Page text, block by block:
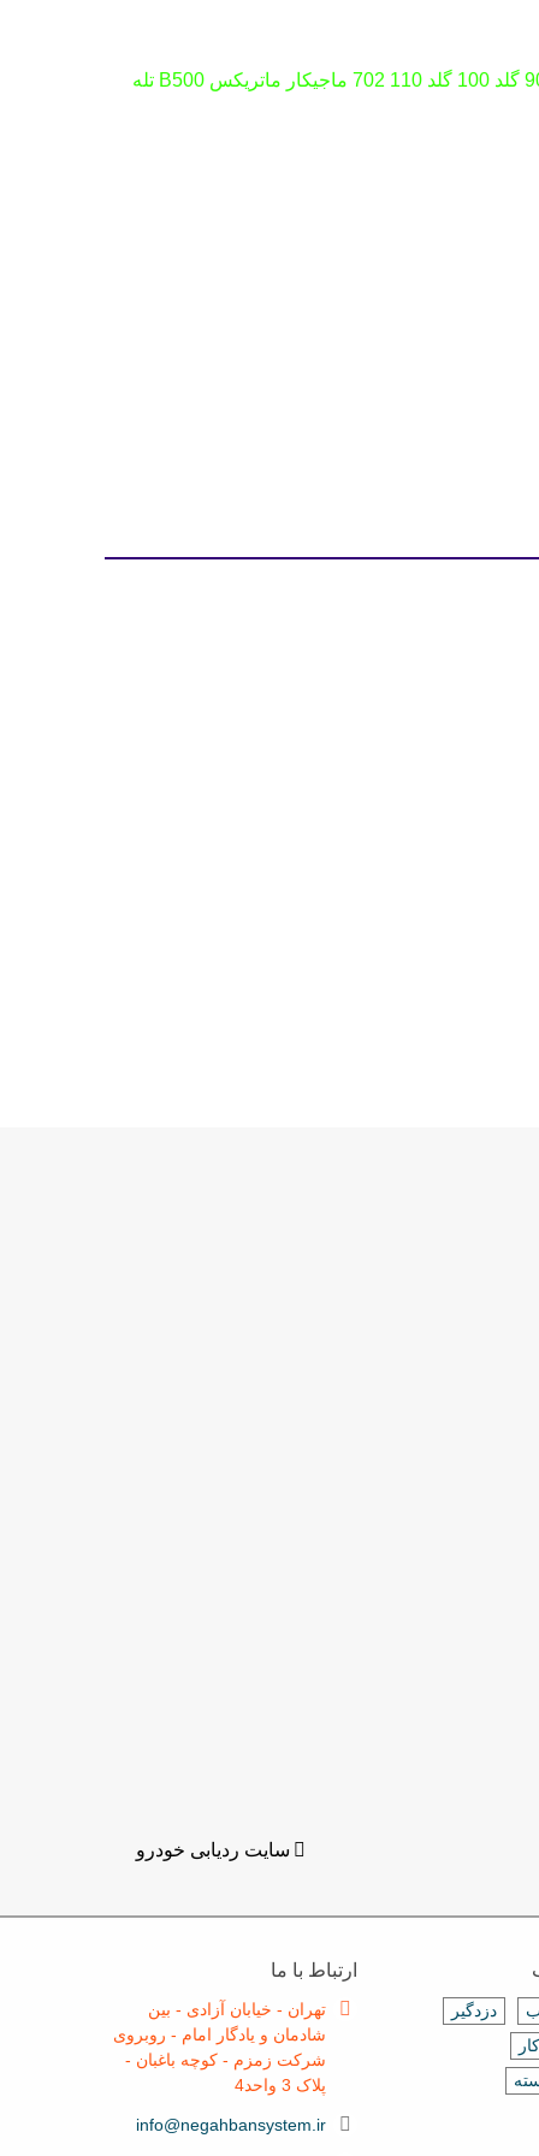
قاب ریموت ژله ای در انواع مختلف برای ریموت کنترل دزدگیر مارک های استیل میت تصویری PLC تصویری هوآتای مجیکار 902 گلد 100 گلد 110 702 ماجیکار ماتریکس B500 تله
سایت ردیابی خودرو
دزدگیر
ارتباط با ما
تهران - خیابان آزادی - بین
شادمان و یادگار امام - روبروی
شرکت زمزم - کوچه باغبان -
پلاک 3 واحد4
info@negahbansystem.ir